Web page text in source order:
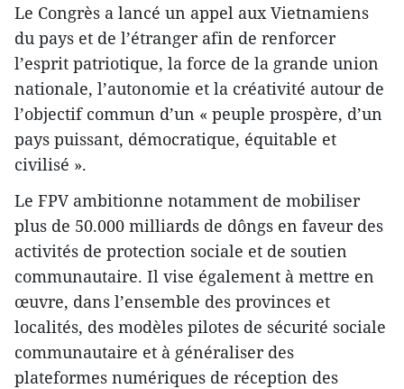
Le Congrès a lancé un appel aux Vietnamiens
du pays et de l’étranger afin de renforcer
l’esprit patriotique, la force de la grande union
nationale, l’autonomie et la créativité autour de
l’objectif commun d’un « peuple prospère, d’un
pays puissant, démocratique, équitable et
civilisé ».
Le FPV ambitionne notamment de mobiliser
plus de 50.000 milliards de dôngs en faveur des
activités de protection sociale et de soutien
communautaire. Il vise également à mettre en
œuvre, dans l’ensemble des provinces et
localités, des modèles pilotes de sécurité sociale
communautaire et à généraliser des
plateformes numériques de réception des